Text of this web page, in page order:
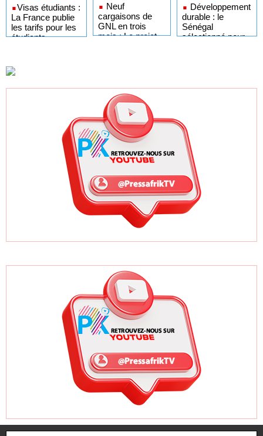
​Visas étudiants :
La France publie
les tarifs pour les
étudiants
africains
Neuf
cargaisons de
GNL en trois
mois : Le projet
Développement
durable : le
Sénégal
sélectionné pour
ODD